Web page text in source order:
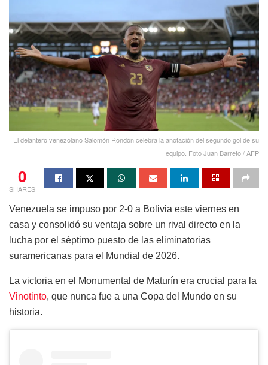
El delantero venezolano Salomón Rondón celebra la anotación del segundo gol de su
equipo. Foto Juan Barreto / AFP
0
SHARES
Venezuela se impuso por 2-0 a Bolivia este viernes en
casa y consolidó su ventaja sobre un rival directo en la
lucha por el séptimo puesto de las eliminatorias
suramericanas para el Mundial de 2026.
La victoria en el Monumental de Maturín era crucial para la
Vinotinto, que nunca fue a una Copa del Mundo en su
historia.